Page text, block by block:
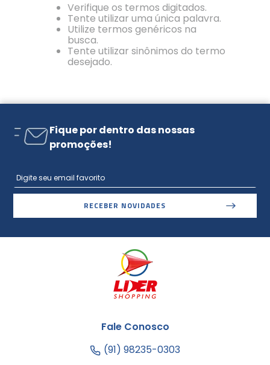
Verifique os termos digitados.
Tente utilizar uma única palavra.
Utilize termos genéricos na
busca.
Tente utilizar sinônimos do termo
desejado.
Fique por dentro das nossas
promoções!
RECEBER NOVIDADES
Fale Conosco
(91) 98235-0303